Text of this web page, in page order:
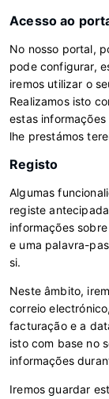
Acesso ao
No nosso portal,
pode configurar,
iremos utilizar o
Realizamos isto
estas
lhe prestámos
Registo
Algumas
registe
informações
e uma palavra-
si.
Neste âmbito,
correio
facturação e a
isto com base no
informações
Iremos guardar